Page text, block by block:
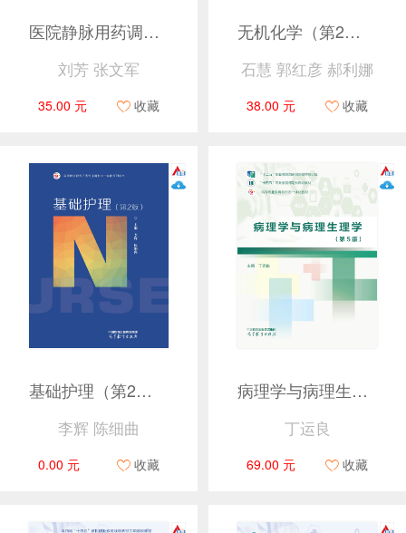
医院静脉用药调配技术（第2版）
刘芳 张文军
35.00 元 收藏
无机化学（第2版）
石慧 郭红彦 郝利娜
38.00 元 收藏
基础护理（第2版）
李辉 陈细曲
0.00 元 收藏
病理学与病理生理学（第5版）
丁运良
69.00 元 收藏